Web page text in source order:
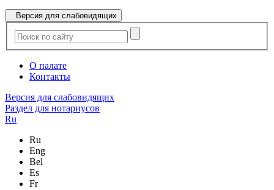
Версия для слабовидящих
О палате
Контакты
Версия для слабовидящих
Раздел для нотариусов
Ru
Ru
Eng
Bel
Es
Fr